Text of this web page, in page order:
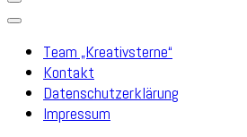
Team „Kreativsterne“
Kontakt
Datenschutzerklärung
Impressum